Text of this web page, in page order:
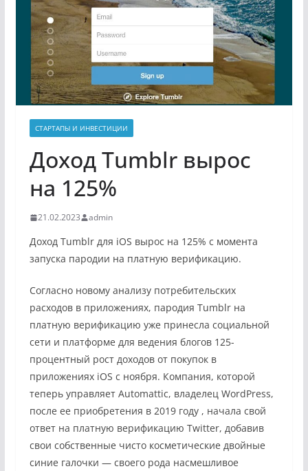
СТАРТАПЫ И ИНВЕСТИЦИИ
Доход Tumblr вырос
на 125%
21.02.2023 admin
Доход Tumblr для iOS вырос на 125% с момента
запуска пародии на платную верификацию.
Согласно новому анализу потребительских
расходов в приложениях, пародия Tumblr на
платную верификацию уже принесла социальной
сети и платформе для ведения блогов 125-
процентный рост доходов от покупок в
приложениях iOS с ноября. Компания, которой
теперь управляет Automattic, владелец WordPress,
после ее приобретения в 2019 году , начала свой
ответ на платную верификацию Twitter, добавив
свои собственные чисто косметические двойные
синие галочки — своего рода насмешливое